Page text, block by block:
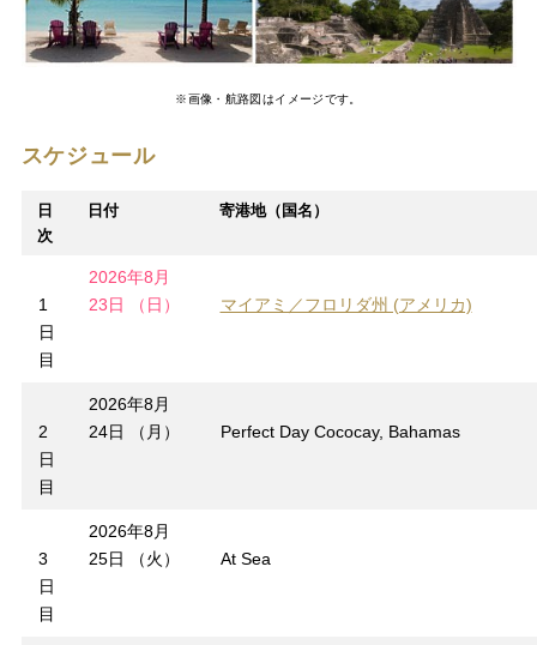
※画像・航路図はイメージです。
スケジュール
日
次
日付 寄港地（国名）
1
日
目
2026年8月
23日 （日）
マイアミ／フロリダ州 (アメリカ)
2
日
目
2026年8月
24日 （月）
Perfect Day Cococay, Bahamas
3
日
目
2026年8月
25日 （火）
At Sea